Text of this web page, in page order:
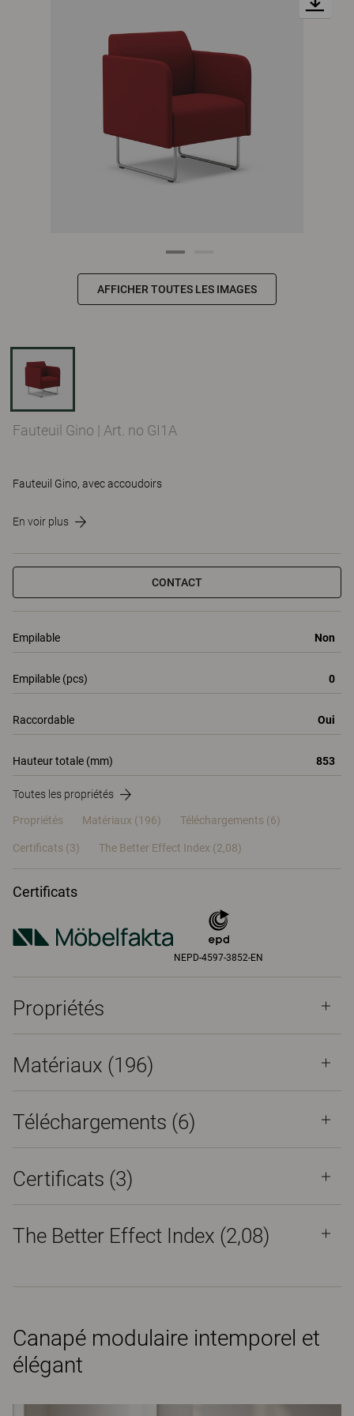
AFFICHER TOUTES LES IMAGES
Fauteuil Gino | Art. no GI1A
Fauteuil Gino, avec accoudoirs
En voir plus
CONTACT
Empilable Non
Empilable (pcs) 0
Raccordable Oui
Hauteur totale (mm) 853
Toutes les propriétés
Propriétés Matériaux (196) Téléchargements (6)
Certificats (3) The Better Effect Index (2,08)
Certificats
NEPD-4597-3852-EN
Propriétés
Matériaux (196)
Téléchargements (6)
Certificats (3)
The Better Effect Index (2,08)
Canapé modulaire intemporel et
élégant